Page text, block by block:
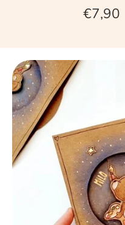
€7,90